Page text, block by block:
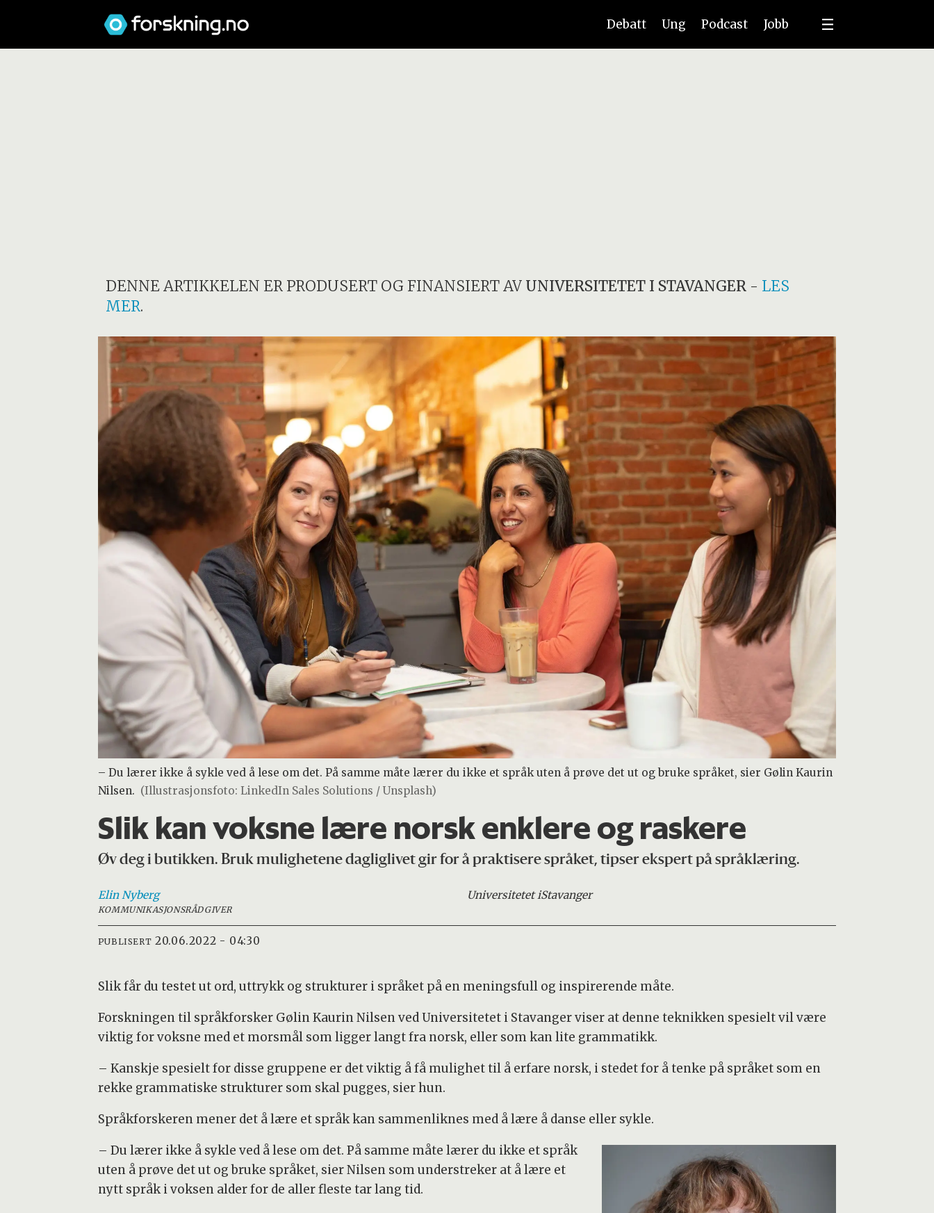
Debatt Ung Podcast Jobb
DENNE ARTIKKELEN ER PRODUSERT OG FINANSIERT AV UNIVERSITETET I STAVANGER- LES
MER.
– Du lærer ikke å sykle ved å lese om det. På samme måte lærer du ikke et språk uten å prøve det ut og bruke språket, sier Gølin Kaurin
Nilsen. (Illustrasjonsfoto: LinkedIn Sales Solutions / Unsplash)
Slik kan voksne lære norsk enklere og raskere
Øv deg i butikken. Bruk mulighetene dagliglivet gir for å praktisere språket, tipser ekspert på språklæring.
Elin Nyberg
KOMMUNIKASJONSRÅDGIVER
Universitetet iStavanger
PUBLISERT 20.06.2022 - 04:30
Slik får du testet ut ord, uttrykk og strukturer i språket på en meningsfull og inspirerende måte.
Forskningen til språkforsker Gølin Kaurin Nilsen ved Universitetet i Stavanger viser at denne teknikken spesielt vil være
viktig for voksne med et morsmål som ligger langt fra norsk, eller som kan lite grammatikk.
– Kanskje spesielt for disse gruppene er det viktig å få mulighet til å erfare norsk, i stedet for å tenke på språket som en
rekke grammatiske strukturer som skal pugges, sier hun.
Språkforskeren mener det å lære et språk kan sammenliknes med å lære å danse eller sykle.
– Du lærer ikke å sykle ved å lese om det. På samme måte lærer du ikke et språk
uten å prøve det ut og bruke språket, sier Nilsen som understreker at å lære et
nytt språk i voksen alder for de aller fleste tar lang tid.